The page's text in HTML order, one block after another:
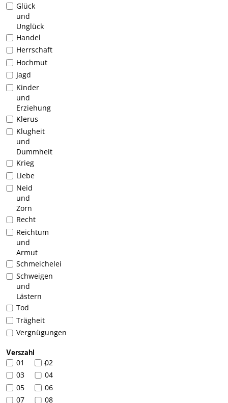
Glück
und
Unglück
Handel
Herrschaft
Hochmut
Jagd
Kinder
und
Erziehung
Klerus
Klugheit
und
Dummheit
Krieg
Liebe
Neid
und
Zorn
Recht
Reichtum
und
Armut
Schmeichelei
Schweigen
und
Lästern
Tod
Trägheit
Vergnügungen
Verszahl
01 102
03
04
05
06
07
08